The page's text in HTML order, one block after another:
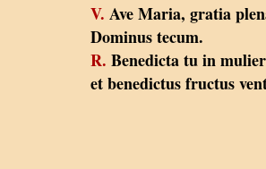
V. Ave Maria, gratia
Dominus tecum.
R. Benedicta tu in
et benedictus fructus